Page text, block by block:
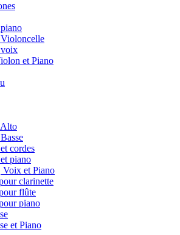
voix
et Piano
cordes
piano
Voix et Piano
clarinette
flûte
piano
et Piano